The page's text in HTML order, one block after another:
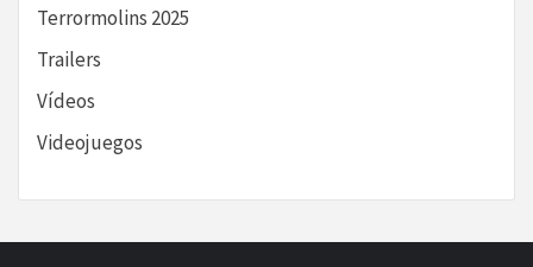
Terrormolins 2025
Trailers
Vídeos
Videojuegos